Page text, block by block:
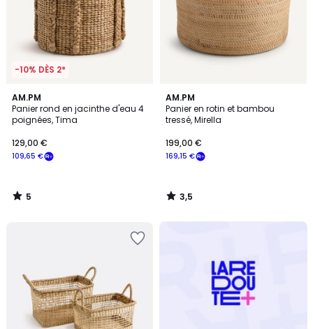
-10% DÈS 2*
AM.PM
Panier rond en jacinthe d'eau 4
poignées, Tima
109,65 €
129,00 €
5
/
5
5
/
AM.PM
Panier en rotin et bambou
tressé, Mirella
169,15 €
199,00 €
3,5
/ 5
3,5
/